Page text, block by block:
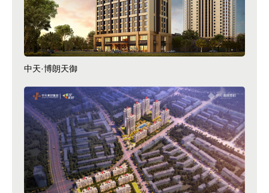
中天·博朗天御